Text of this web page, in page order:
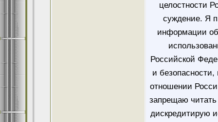
целостности
суждение. Я
информации
Российской
и безопасности,
отношении
запрещаю читать
дискредитирую